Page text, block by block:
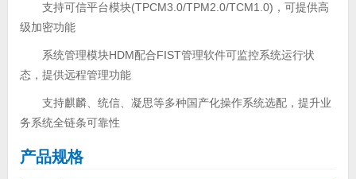
支持可信平台模块(TPCM3.0/TPM2.0/TCM1.0)，可提供高
级加密功能
系统管理模块HDM配合FIST管理软件可监控系统运行状
态，提供远程管理功能
支持麒麟、统信、凝思等多种国产化操作系统选配，提升业
务系统全链条可靠性
产品规格